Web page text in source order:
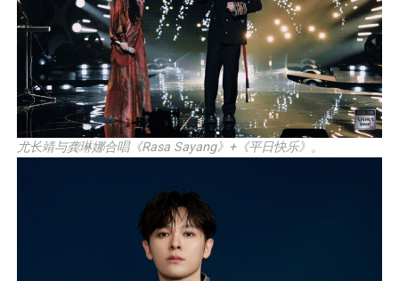
尤长靖与龚琳娜合唱《Rasa Sayang》+《平日快乐》。